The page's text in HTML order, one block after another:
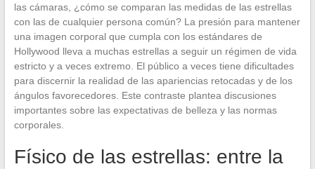
las cámaras, ¿cómo se comparan las medidas de las estrellas
con las de cualquier persona común? La presión para mantener
una imagen corporal que cumpla con los estándares de
Hollywood lleva a muchas estrellas a seguir un régimen de vida
estricto y a veces extremo. El público a veces tiene dificultades
para discernir la realidad de las apariencias retocadas y de los
ángulos favorecedores. Este contraste plantea discusiones
importantes sobre las expectativas de belleza y las normas
corporales.
Físico de las estrellas: entre la